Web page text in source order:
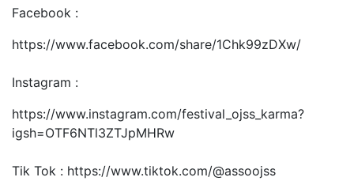
Facebook :
https://www.facebook.com/share/1Chk99zDXw/
Instagram :
https://www.instagram.com/festival_ojss_karma?
igsh=OTF6NTl3ZTJpMHRw
Tik Tok : https://www.tiktok.com/@assoojss